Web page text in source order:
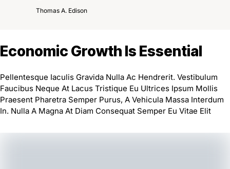
Thomas A. Edison
Economic Growth Is Essential
Pellentesque Iaculis Gravida Nulla Ac Hendrerit. Vestibulum
Faucibus Neque At Lacus Tristique Eu Ultrices Ipsum Mollis
Praesent Pharetra Semper Purus, A Vehicula Massa Interdum
In. Nulla A Magna At Diam Consequat Semper Eu Vitae Elit